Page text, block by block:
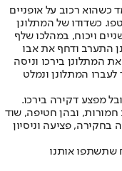
כשהוא רכוב על אופניים
כשדודו של המתלונן
ויכוח, במהלכו שלף
התערב ודחף את אבו
המתלונן בירכו וניסה
המתלונן ונמלט
מפצע דקירה בירכו.
ובהן חטיפה, שוד
פציעה וניסיון
שתשתפו אותנו